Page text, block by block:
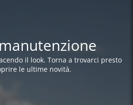
il look. Torna a trovarci presto
le ultime novità.